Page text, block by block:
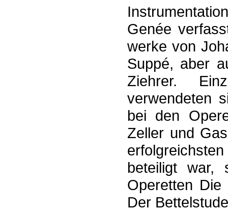
Genée
werke von
Suppé, aber
Ziehrer.
verwendeten
bei den
Zeller und
beteiligt war,
Operetten
Der